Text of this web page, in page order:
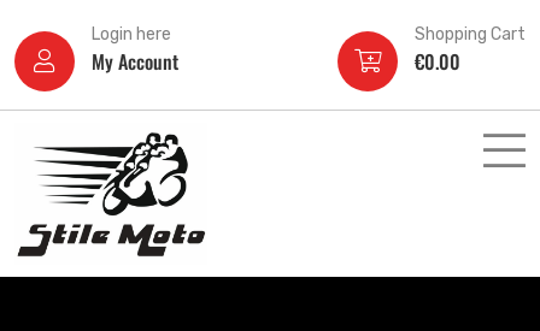
Login here
My Account
Shopping Cart
€0.00